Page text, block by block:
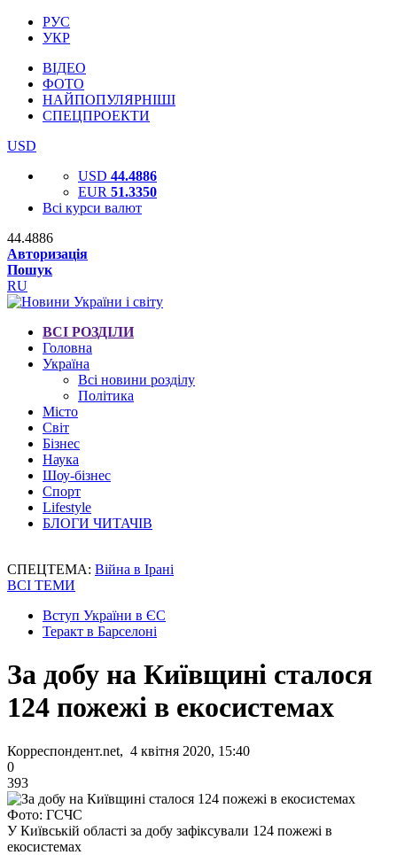
РУС
УКР
ВІДЕО
ФОТО
НАЙПОПУЛЯРНІШІ
СПЕЦПРОЕКТИ
USD
USD 44.4886
EUR 51.3350
Всі курси валют
44.4886
Авторизація
Пошук
RU
ВСІ РОЗДІЛИ
Головна
Україна
Всі новини розділу
Політика
Місто
Світ
Бізнес
Наука
Шоу-бізнес
Спорт
Lifestyle
БЛОГИ ЧИТАЧІВ
СПЕЦТЕМА: Війна в Ірані
ВСІ ТЕМИ
Вступ України в ЄС
Теракт в Барселоні
За добу на Київщині сталося
124 пожежі в екосистемах
Корреспондент.net, 4 квітня 2020, 15:40
0
393
Фото: ГСЧС
У Київській області за добу зафіксували 124 пожежі в
екосистемах